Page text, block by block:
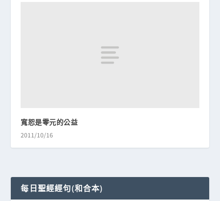
寬恕是零元的公益
2011/10/16
每日聖經經句(和合本)